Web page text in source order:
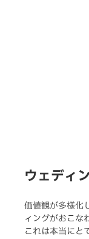
ウェディ
価値観が多様化
ィングがおこな
これは本当にと